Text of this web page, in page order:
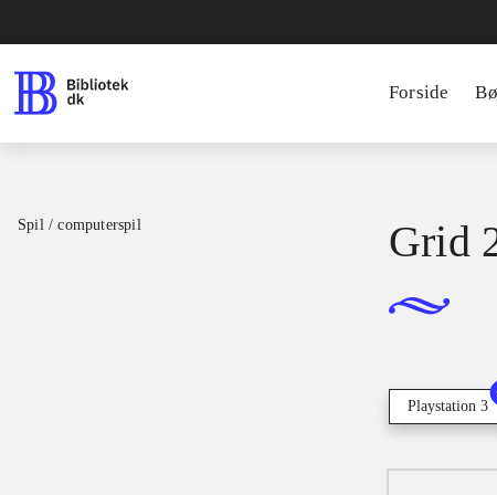
Forside
Spil / computerspil Grid
Playstation 3